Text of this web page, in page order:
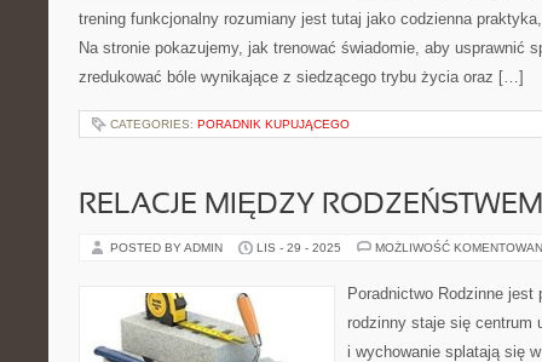
trening funkcjonalny rozumiany jest tutaj jako codzienna
Na stronie pokazujemy, jak trenować świadomie, aby usprawnić
zredukować bóle wynikające z siedzącego trybu życia oraz […]
CATEGORIES: PORADNIK KUPUJĄCEGO
RELACJE MIĘDZY
POSTED BY ADMIN LIS - 29 - 2025 MOŻLIWOŚĆ
Poradnictwo Rodzinne jest
rodzinny staje się centrum
i wychowanie splatają się